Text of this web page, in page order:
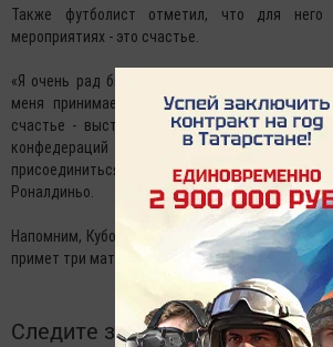
Также футболист отметил, что для него
мероприятиях - это счастье.
«Я очень рад быть здесь, в Казани, в
меня принимаете. Это непередаваемые
счастье - выступать на таких крупнейших
конфедераций и чемпионат мира,
присоединиться к этим праздникам», -
Роналдиньо.
Напомним, Кубок конфедераций пройдет с 17
примет три матча группового этапа, а также
Следите за самым важным и